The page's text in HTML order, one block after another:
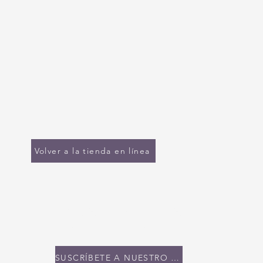
Volver a la tienda en línea
SUSCRÍBETE A NUESTRO BOLETÍN INFORMATIVO